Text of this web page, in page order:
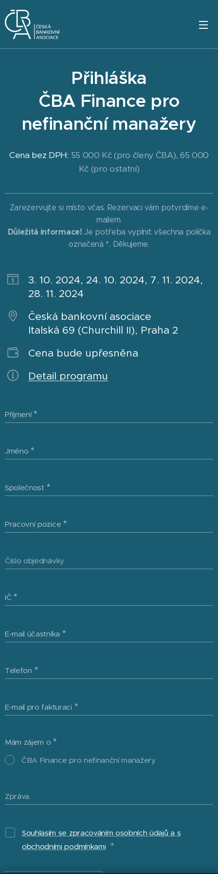
Přihláška
ČBA Finance pro
nefinanční manažery
Cena bez DPH: 55 000 Kč (pro členy ČBA), 65 000
Kč (pro ostatní)
Zarezervujte si místo včas. Rezervaci vám potvrdíme e-
mailem.
Důležitá informace! Je potřeba vyplnit všechna políčka
označená *. Děkujeme.
3. 10. 2024, 24. 10. 2024, 7. 11. 2024,
28. 11. 2024
Česká bankovní asociace
Italská 69 (Churchill II), Praha 2
Cena bude upřesněna
Detail programu
Příjmení
Jméno
Společnost
Pracovní pozice
Číslo objednávky
IČ
E-mail účastníka
Telefon
E-mail pro fakturaci
Mám zájem o
ČBA Finance pro nefinanční manažery
Zpráva
Souhlasím se zpracováním osobních údajů a s
obchodními podmínkami